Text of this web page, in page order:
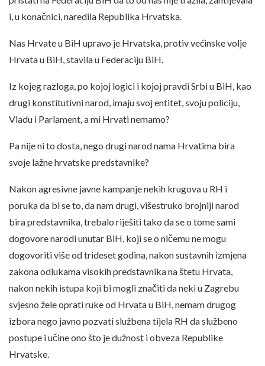
i, u konačnici, naredila Republika Hrvatska.
Nas Hrvate u BiH upravo je Hrvatska, protiv većinske volje
Hrvata u BiH, stavila u Federaciju BiH.
Iz kojeg razloga, po kojoj logici i kojoj pravdi Srbi u BiH, kao
drugi konstitutivni narod, imaju svoj entitet, svoju policiju,
Vladu i Parlament, a mi Hrvati nemamo?
Pa nije ni to dosta, nego drugi narod nama Hrvatima bira
svoje lažne hrvatske predstavnike?
Nakon agresivne javne kampanje nekih krugova u RH i
poruka da bi se to, da nam drugi, višestruko brojniji narod
bira predstavnika, trebalo riješiti tako da se o tome sami
dogovore narodi unutar BiH, koji se o ničemu ne mogu
dogovoriti više od trideset godina, nakon sustavnih izmjena
zakona odlukama visokih predstavnika na štetu Hrvata,
nakon nekih istupa koji bi mogli značiti da neki u Zagrebu
svjesno žele oprati ruke od Hrvata u BiH, nemam drugog
izbora nego javno pozvati službena tijela RH da službeno
postupe i učine ono što je dužnost i obveza Republike
Hrvatske.